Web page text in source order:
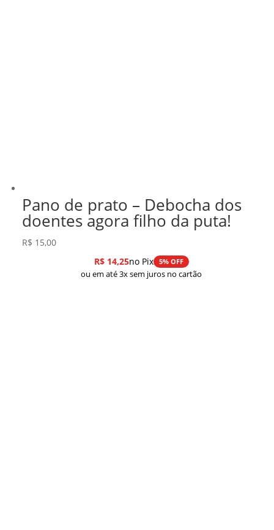
Pano de prato – Debocha dos
doentes agora filho da puta!
R$ 15,00
R$14,25no Pix 5% OFF
ou em até 3x sem juros no cartão